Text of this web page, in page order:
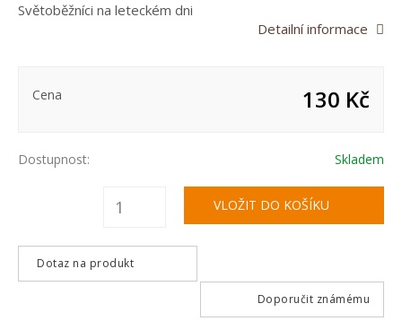
Světoběžníci na leteckém dni
Detailní informace
Cena 130 Kč
Dostupnost: Skladem
Dotaz na produkt
Doporučit známému